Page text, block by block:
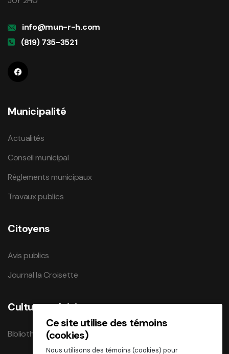
Ce site utilise des témoins
(cookies)
Nous utilisons des témoins (cookies) pour
info@mun-r-h.com
(819) 735-3521
Municipalité
Actualités
Conseil municipal
Règlements municipaux
Travaux publics
Citoyens
Avis publics
Journal la Croisette
Culture et loisirs
Bibliothèque